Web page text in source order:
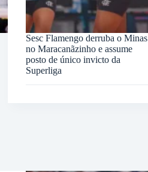
Sesc Flamengo derruba o Minas
no Maracanãzinho e assume
posto de único invicto da
Superliga